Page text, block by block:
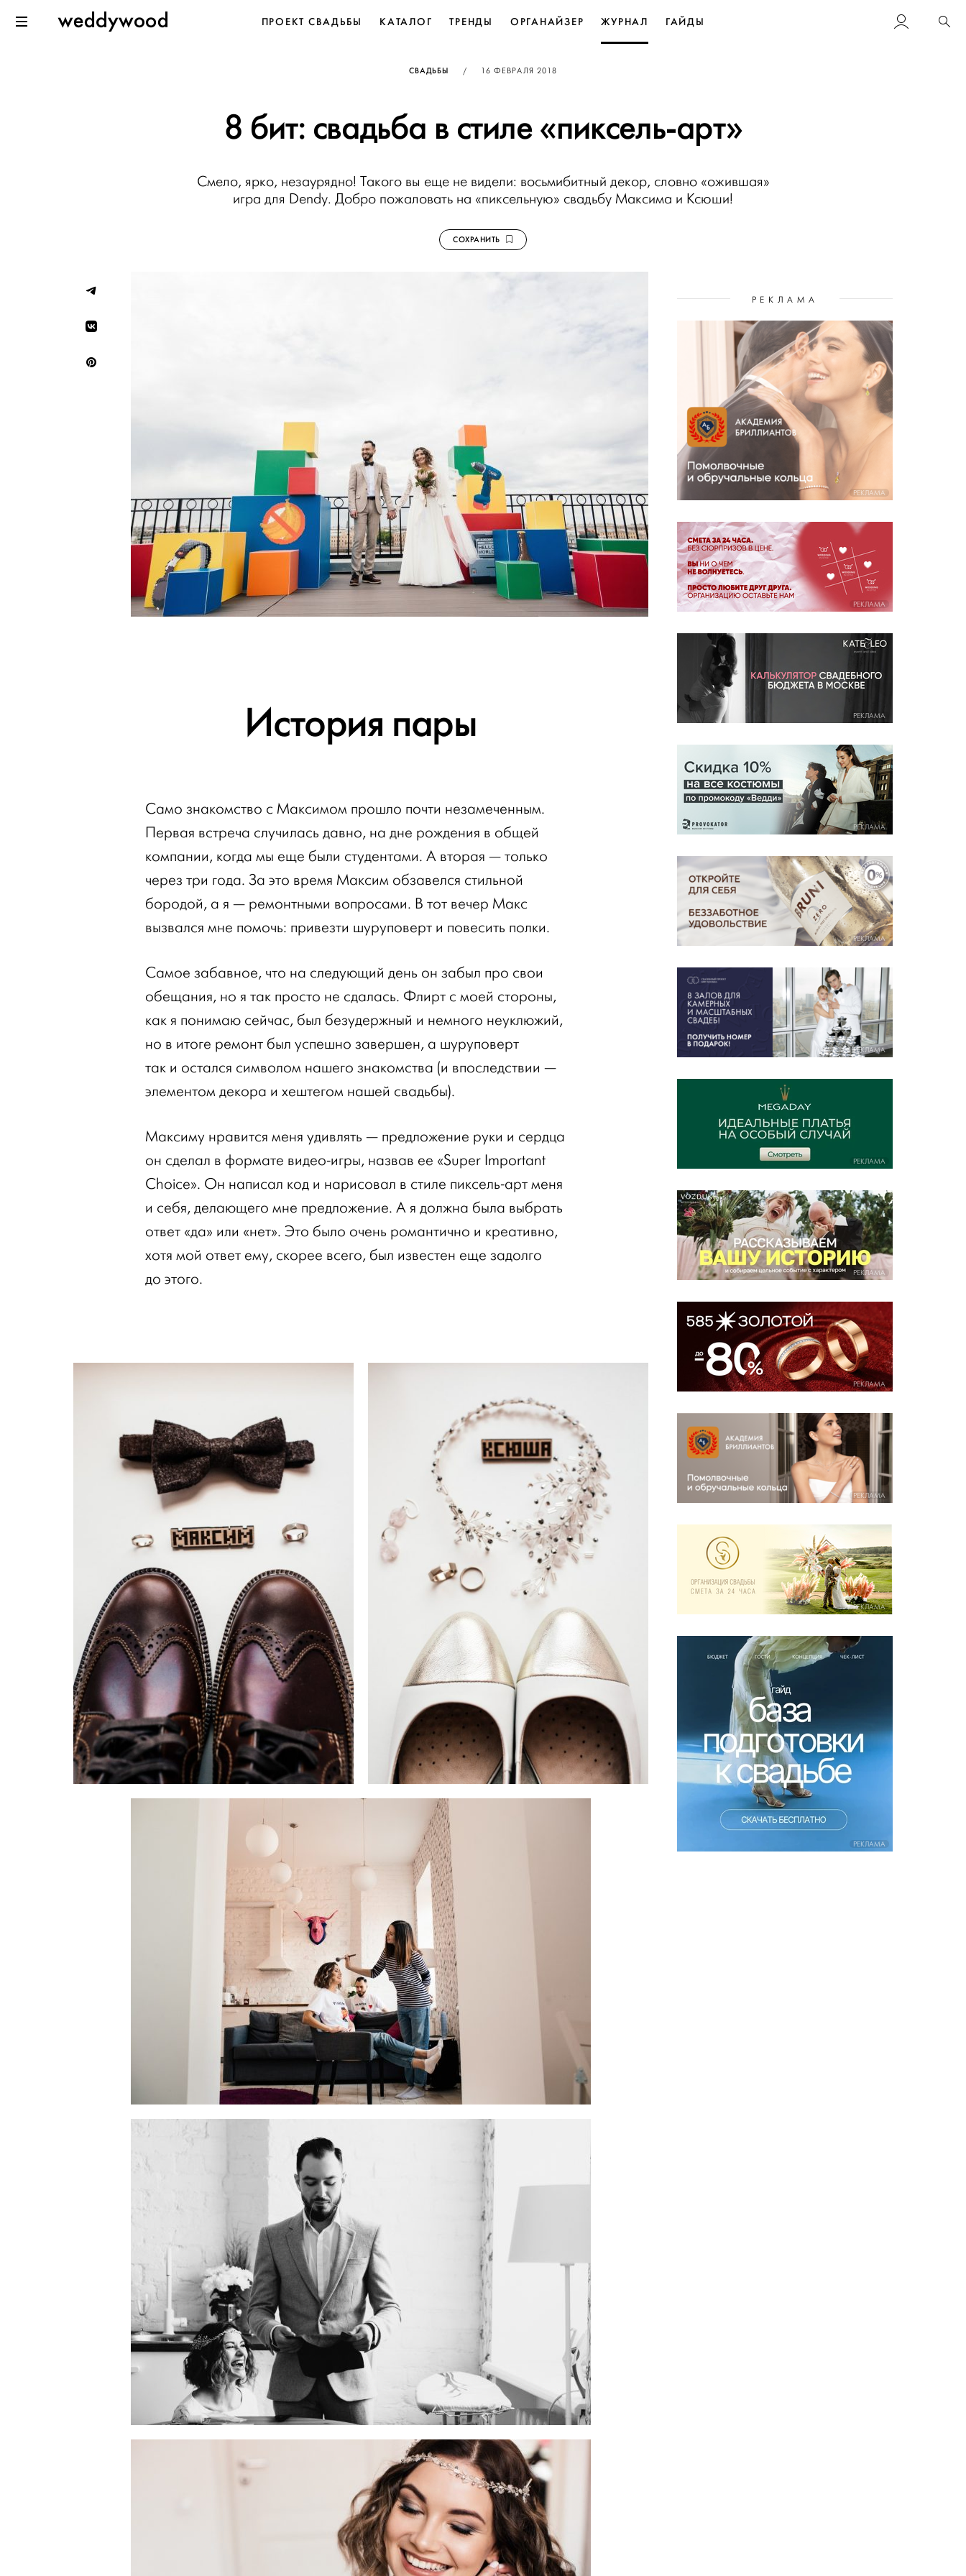
к содержанию
WeddywoodПРОЕКТ СВАДЬБЫ КАТАЛОГ ТРЕНДЫ ОРГАНАЙЗЕР ЖУРНАЛ ГАЙДЫ
СВАДЬБЫ / ОПУБЛИКОВАНО
16 ФЕВРАЛЯ 2018
8 бит: свадьба в стиле «пиксель-арт»
Смело, ярко, незаурядно! Такого вы еще не видели: восьмибитный декор, словно «ожившая»
игра для Dendy. Добро пожаловать на «пиксельную» свадьбу Максима и Ксюши!
СОХРАНИТЬ
История пары
Само знакомство с Максимом прошло почти незамеченным.
Первая встреча случилась давно, на дне рождения в общей
компании, когда мы еще были студентами. А вторая — только
через три года. За это время Максим обзавелся стильной
бородой, а я — ремонтными вопросами. В тот вечер Макс
вызвался мне помочь: привезти шуруповерт и повесить полки.
Самое забавное, что на следующий день он забыл про свои
обещания, но я так просто не сдалась. Флирт с моей стороны,
как я понимаю сейчас, был безудержный и немного неуклюжий,
но в итоге ремонт был успешно завершен, а шуруповерт
так и остался символом нашего знакомства (и впоследствии —
элементом декора и хештегом нашей свадьбы).
Максиму нравится меня удивлять — предложение руки и сердца
он сделал в формате видео-игры, назвав ее «Super Important
Choice». Он написал код и нарисовал в стиле пиксель-арт меня
и себя, делающего мне предложение. А я должна была выбрать
ответ «да» или «нет». Это было очень романтично и креативно,
хотя мой ответ ему, скорее всего, был известен еще задолго
до этого.
РЕКЛАМА
РЕКЛАМА
РЕКЛАМА
РЕКЛАМА
РЕКЛАМА
РЕКЛАМА
РЕКЛАМА
РЕКЛАМА
РЕКЛАМА
РЕКЛАМА
РЕКЛАМА
РЕКЛАМА
РЕКЛАМА